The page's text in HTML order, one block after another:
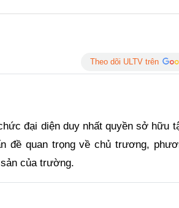
Theo dõi ULTV trên
đại diện duy nhất quyền sở hữu
đề quan trọng về chủ trương,
của trường.